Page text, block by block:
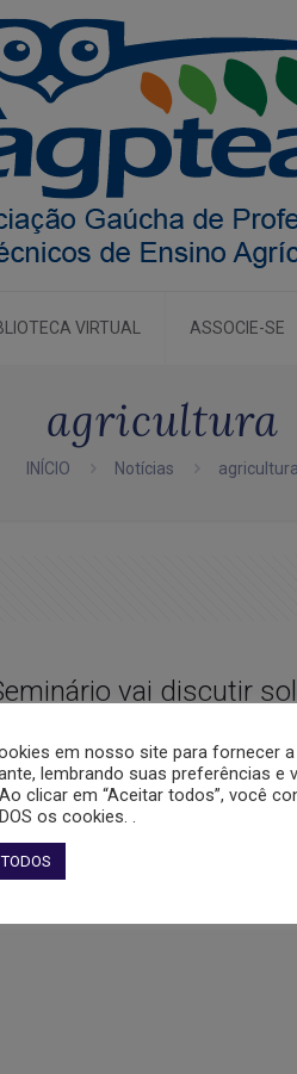
VIRTUAL ASSOCIE-SE
agricultura
INÍCIO Notícias agricultura
vai discutir
dias 17 e 18 de agosto, a
“Solos e Cultura de
início dos trabalhos na região, onde
Gostou disso?
em nosso site para fornecer a
lembrando suas preferências e
clicar em “Aceitar todos”, você
os cookies. .